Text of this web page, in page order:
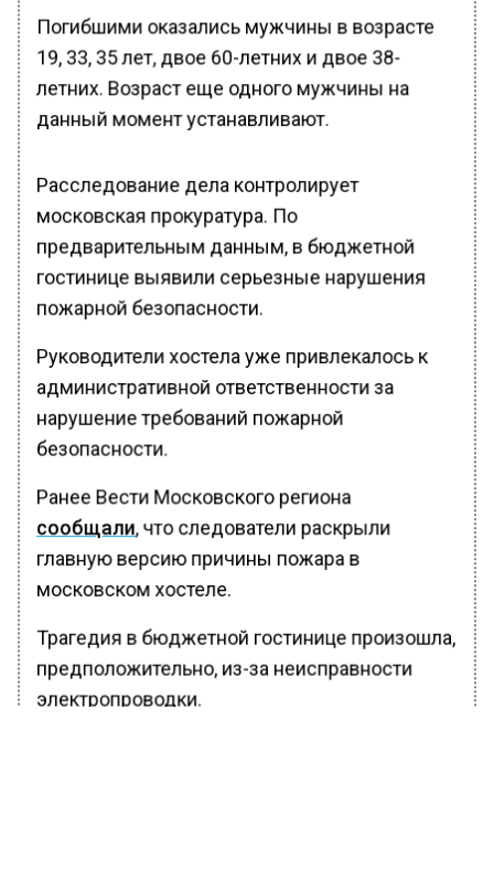
Погибшими оказались мужчины в возрасте
19, 33, 35 лет, двое 60-летних и двое 38-
летних. Возраст еще одного мужчины на
данный момент устанавливают.
Расследование дела контролирует
московская прокуратура. По
предварительным данным, в бюджетной
гостинице выявили серьезные нарушения
пожарной безопасности.
Руководители хостела уже привлекалось к
административной ответственности за
нарушение требований пожарной
безопасности.
Ранее Вести Московского региона
сообщали, что следователи раскрыли
главную версию причины пожара в
московском хостеле.
Трагедия в бюджетной гостинице произошла,
предположительно, из-за неисправности
электропроводки.